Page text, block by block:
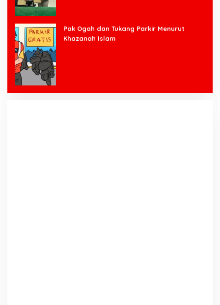
Pak Ogah dan Tukang Parkir Menurut
Khazanah Islam